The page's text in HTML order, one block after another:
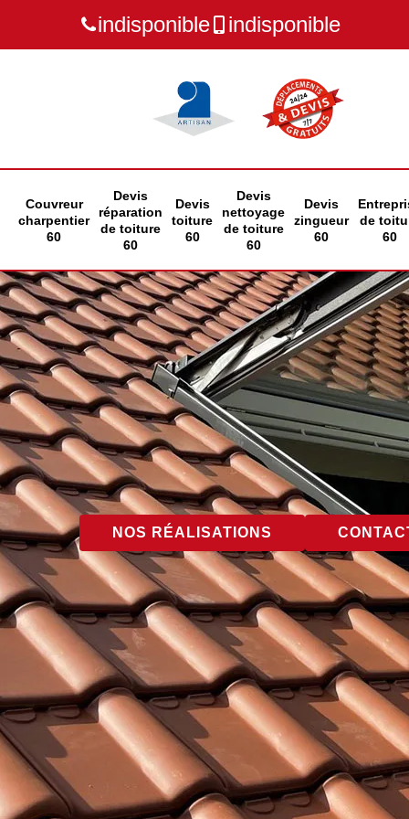
indisponible indisponible
Couvreur
charpentier
60
Devis
réparation
de toiture
60
Devis
toiture
60
Devis
nettoyage
de toiture
60
Devis
zingueur
60
de
60
NOS RÉALISATIONS